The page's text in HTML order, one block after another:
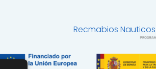
SISTEMA DE SONIDO Y
RADIOS VHF
RADARES
Recmabios